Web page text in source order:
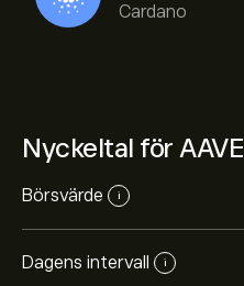
Cardano
Nyckeltal för AAVE
Börsvärde i
Dagens intervall i